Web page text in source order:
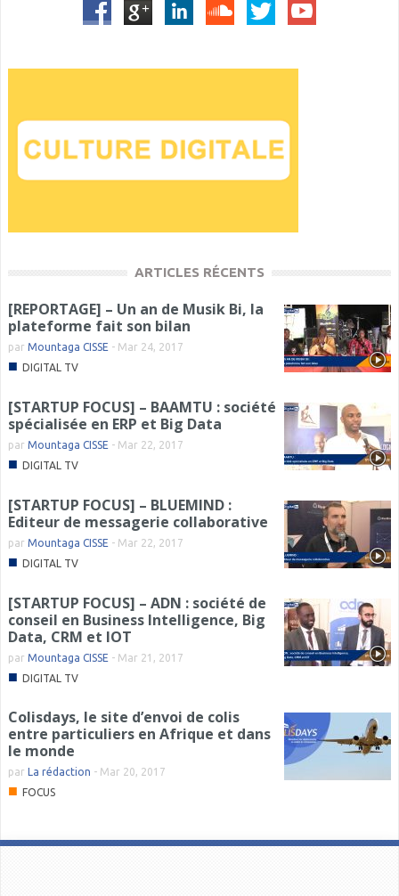
ARTICLES RÉCENTS
[REPORTAGE] – Un an de Musik Bi, la
plateforme fait son bilan
par Mountaga CISSE - Mar 24, 2017
■ DIGITAL TV
[STARTUP FOCUS] – BAAMTU : société
spécialisée en ERP et Big Data
par Mountaga CISSE - Mar 22, 2017
■ DIGITAL TV
[STARTUP FOCUS] – BLUEMIND :
Editeur de messagerie collaborative
par Mountaga CISSE - Mar 22, 2017
■ DIGITAL TV
[STARTUP FOCUS] – ADN : société de
conseil en Business Intelligence, Big
Data, CRM et IOT
par Mountaga CISSE - Mar 21, 2017
■ DIGITAL TV
Colisdays, le site d’envoi de colis
entre particuliers en Afrique et dans
le monde
par La rédaction - Mar 20, 2017
■ FOCUS